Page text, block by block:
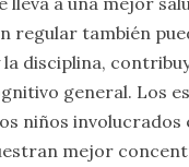
regular también
disciplina,
general. Los
niños involucrados
mejor